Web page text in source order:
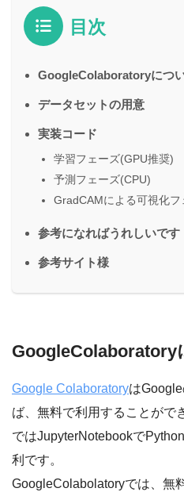
目次
GoogleColaboratoryにつ
データセットの用意
実装コード
学習フェーズ(GPU推奨)
予測フェーズ(CPU)
GradCAMによる可視化フ
参考になればうれしいです
参考サイト様
GoogleColaboratory
Google Colaboratoryは
ば、無料で利用することがで
ではJupyterNotebookで
利です。
GoogleColabolatoryでは、無